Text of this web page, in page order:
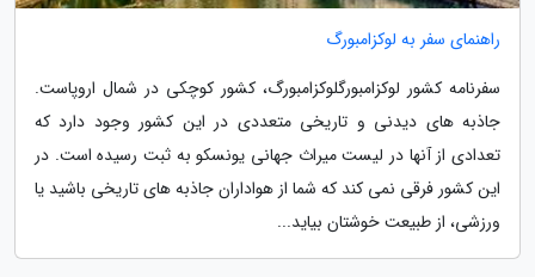
راهنمای سفر به لوکزامبورگ
سفرنامه کشور لوکزامبورگلوکزامبورگ، کشور کوچکی در شمال اروپاست.
جاذبه های دیدنی و تاریخی متعددی در این کشور وجود دارد که
تعدادی از آنها در لیست میراث جهانی یونسکو به ثبت رسیده است. در
این کشور فرقی نمی کند که شما از هواداران جاذبه های تاریخی باشید یا
ورزشی، از طبیعت خوشتان بیاید...